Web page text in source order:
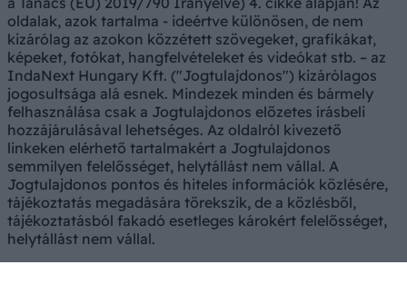
oldalak, azok tartalma - ideértve különösen, de nem
kizárólag az azokon közzétett szövegeket, grafikákat,
képeket, fotókat, hangfelvételeket és videókat stb. – az
IndaNext Hungary Kft. ("Jogtulajdonos") kizárólagos
jogosultsága alá esnek. Mindezek minden és bármely
felhasználása csak a Jogtulajdonos előzetes írásbeli
hozzájárulásával lehetséges. Az oldalról kivezető
linkeken elérhető tartalmakért a Jogtulajdonos
semmilyen felelősséget, helytállást nem vállal. A
Jogtulajdonos pontos és hiteles információk közlésére,
tájékoztatás megadására törekszik, de a közlésből,
tájékoztatásból fakadó esetleges károkért felelősséget,
helytállást nem vállal.